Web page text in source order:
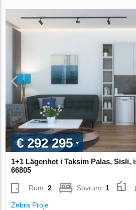
€ 292 295
1+1 Lägenhet i Taksim Palas, Sisli,
66805
Rum:2 Sovrum:1
Zebra Proje